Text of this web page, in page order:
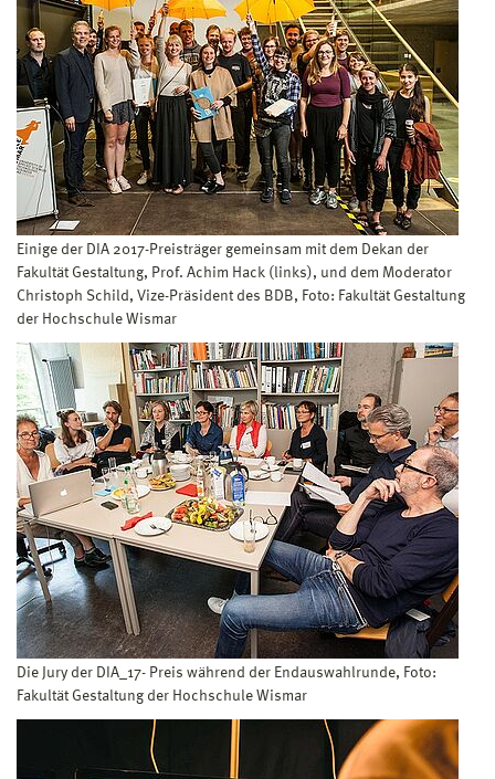
Einige der DIA 2017-Preisträger gemeinsam mit dem Dekan der
Fakultät Gestaltung, Prof. Achim Hack (links), und dem Moderator
Christoph Schild, Vize-Präsident des BDB, Foto: Fakultät Gestaltung
der Hochschule Wismar
Die Jury der DIA_17- Preis während der Endauswahlrunde, Foto:
Fakultät Gestaltung der Hochschule Wismar